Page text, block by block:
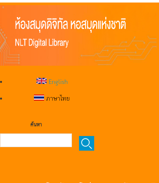
English
ภาษาไทย
ค้นหา